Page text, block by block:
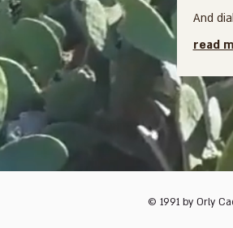
And
read
© 1991 by Orly